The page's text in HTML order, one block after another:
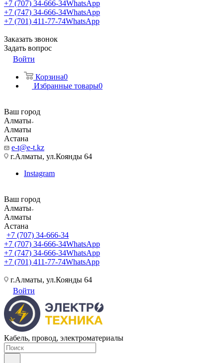
+7 (707) 34-666-34WhatsApp
+7 (747) 34-666-34WhatsApp
+7 (701) 411-77-74WhatsApp
Заказать звонок
Задать вопрос
Войти
Корзина0
Избранные товары0
Ваш город
Алматы
Алматы
Астана
e-t@e-t.kz
г.Алматы, ул.Коянды 64
Instagram
Ваш город
Алматы
Алматы
Астана
+7 (707) 34-666-34
+7 (707) 34-666-34WhatsApp
+7 (747) 34-666-34WhatsApp
+7 (701) 411-77-74WhatsApp
г.Алматы, ул.Коянды 64
Войти
Кабель, провод, электроматериалы